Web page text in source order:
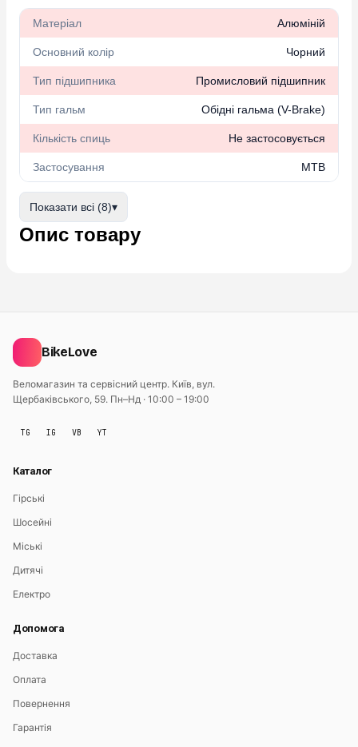
Матеріал Алюміній
Основний колір Чорний
Тип підшипника Промисловий підшипник
Тип гальм Обідні гальма (V-Brake)
Кількість спиць Не застосовується
Застосування MTB
Показати всі (8)▾
Опис товару
BikeLove
Веломагазин та сервісний центр. Київ, вул.
Щербаківського, 59. Пн–Нд · 10:00 – 19:00
TG IG VB YT
Каталог
Гірські
Шосейні
Міські
Дитячі
Електро
Допомога
Доставка
Оплата
Повернення
Гарантія